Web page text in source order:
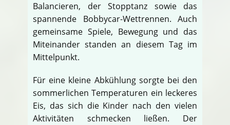
Balancieren, der Stopptanz sowie das
spannende Bobbycar-Wettrennen. Auch
gemeinsame Spiele, Bewegung und das
Miteinander standen an diesem Tag im
Mittelpunkt.
Für eine kleine Abkühlung sorgte bei den
sommerlichen Temperaturen ein leckeres
Eis, das sich die Kinder nach den vielen
Aktivitäten schmecken ließen. Der